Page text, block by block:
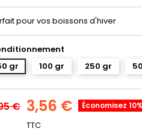
pour vos boissons d'hiver
gr
100 gr 250 gr
€ 3,56 € Économisez 10%
TTC